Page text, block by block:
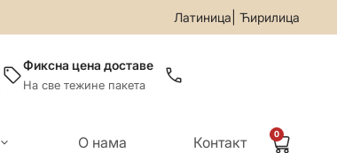
Латиница Ћирилица
• За све информације и помоћ приликом онлајн
Фиксна цена доставе
На све тежине пакета
0
О нама Контакт